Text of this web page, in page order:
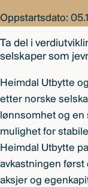
Ta del i
selskaper som
Heimdal Utbytte
etter norske
lønnsomhet og
mulighet for
Heimdal Utbytte
avkastningen
aksjer og
Oppstartsdato: